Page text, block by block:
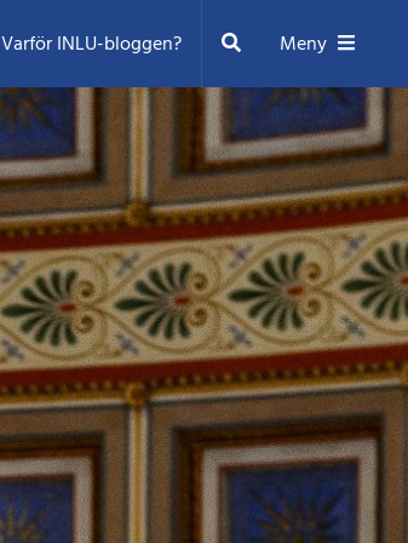
Varför INLU-bloggen? Sök Meny